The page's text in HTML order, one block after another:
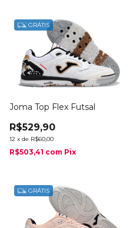
GRÁTIS
Joma Top Flex Futsal
R$529,90
12 x de R$60,00
R$503,41 com Pix
GRÁTIS